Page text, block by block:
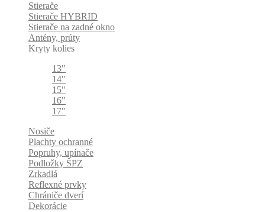
Stierače
Stierače HYBRID
Stierače na zadné okno
Antény, prúty
Kryty kolies
13"
14"
15"
16"
17"
Nosiče
Plachty ochranné
Popruhy, upínače
Podložky ŠPZ
Zrkadlá
Reflexné prvky
Chrániče dverí
Dekorácie